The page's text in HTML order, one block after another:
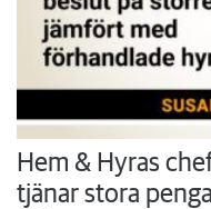
Hem & Hyras
tjänar stora